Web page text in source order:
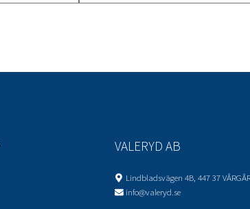
VALERYD AB
Lindbladsvägen 4B, 447 37
info@valeryd.se